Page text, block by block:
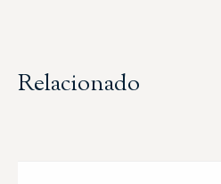
Relacionado